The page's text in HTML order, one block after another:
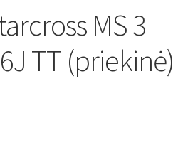
MS 3
TT (priekinė)